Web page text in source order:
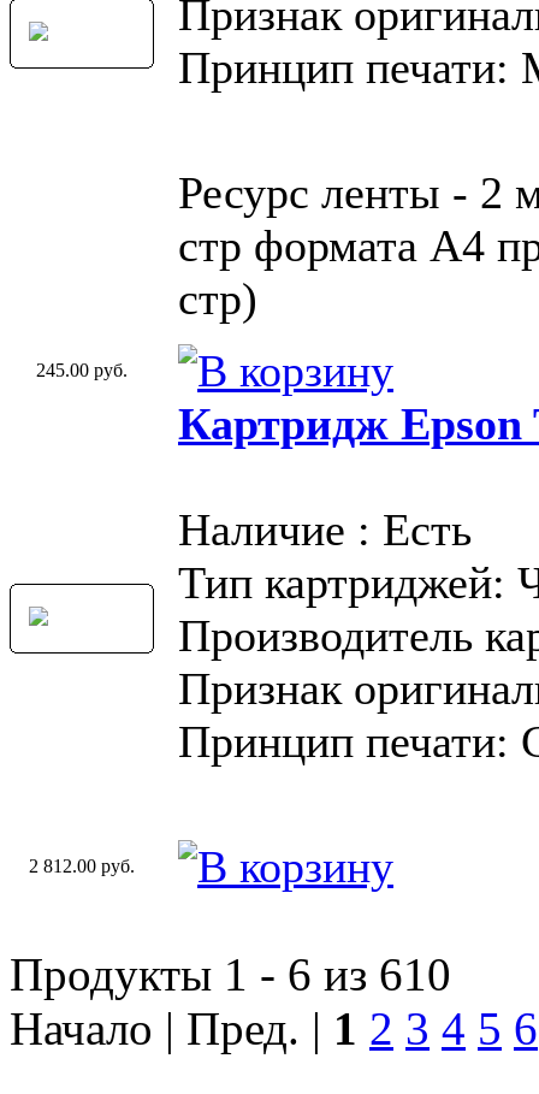
Признак
Принцип печати:
Ресурс ленты - 2
стр формата A4
стр)
245.00 руб.
Картридж Epson
Наличие : Есть
Тип картриджей:
Производитель
Признак
Принцип печати:
2 812.00 руб.
Продукты 1 - 6 из 610
Начало | Пред. | 1 2 3 4 5 6